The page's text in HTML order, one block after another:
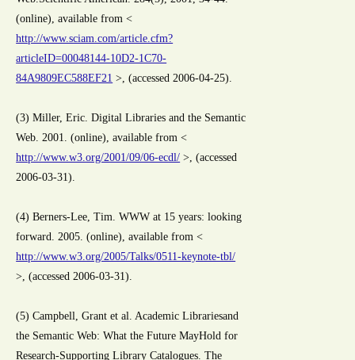
(online), available from <
http://www.sciam.com/article.cfm?
articleID=00048144-10D2-1C70-
84A9809EC588EF21 >, (accessed 2006-04-25).
(3) Miller, Eric. Digital Libraries and the Semantic
Web. 2001. (online), available from <
http://www.w3.org/2001/09/06-ecdl/ >, (accessed
2006-03-31).
(4) Berners-Lee, Tim. WWW at 15 years: looking
forward. 2005. (online), available from <
http://www.w3.org/2005/Talks/0511-keynote-tbl/
>, (accessed 2006-03-31).
(5) Campbell, Grant et al. Academic Librariesand
the Semantic Web: What the Future MayHold for
Research-Supporting Library Catalogues. The